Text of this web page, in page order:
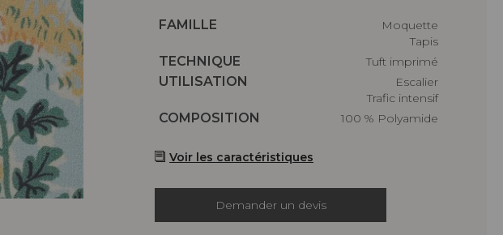
Caractéristiques
FAMILLE
Moquette
Tapis
Caractéristiques
TECHNIQUE
Tuft imprimé
Caractéristiques
UTILISATION
Escalier
Trafic intensif
Caractéristiques
COMPOSITION 100 % Polyamide
Voir les caractéristiques
Demander un devis